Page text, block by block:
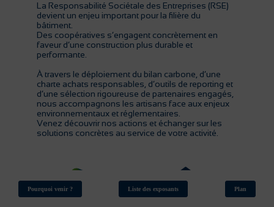
La Responsabilité Sociétale des Entreprises (RSE)
devient un enjeu important pour la filière du
bâtiment.
Des coopératives s’engagent concrètement en
faveur d’une construction plus durable et
performante.
À travers le déploiement du bilan carbone, d’une
charte achats responsables, d’outils de reporting et
d’une sélection rigoureuse de partenaires engagés,
nous accompagnons les artisans face aux enjeux
environnementaux et réglementaires.
Venez découvrir nos actions et échanger sur les
Pourquoi venir ? Liste des exposants Plan